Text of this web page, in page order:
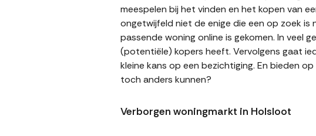
meespelen bij het vinden en het kopen van
ongetwijfeld niet de enige die een op zoek is
passende woning online is gekomen. In veel
(potentiële) kopers heeft. Vervolgens gaat
kleine kans op een bezichtiging. En bieden
toch anders kunnen?
Verborgen woningmarkt in Holsloot